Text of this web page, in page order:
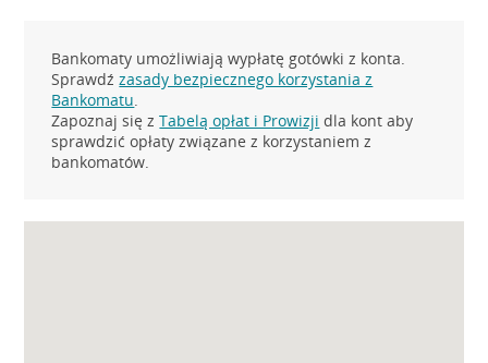
Bankomaty umożliwiają wypłatę gotówki z konta.
Sprawdźzasady bezpiecznego korzystania z
Bankomatu.
Zapoznaj się zTabelą opłat i Prowizji dla kont aby
sprawdzić opłaty związane z korzystaniem z
bankomatów.